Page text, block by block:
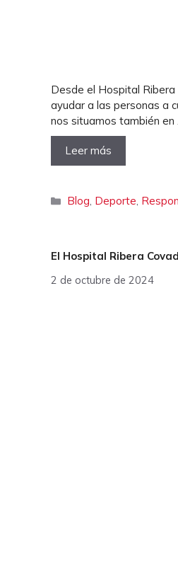
Desde el Hospital Ribera
ayudar a las personas a
nos situamos también en
Leer más
Categorías
Blog, Deporte,
El Hospital Ribera
2 de octubre de 2024